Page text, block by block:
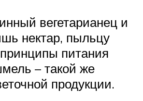
вегетарианец и
нектар, пыльцу
питания
– такой же
продукции.